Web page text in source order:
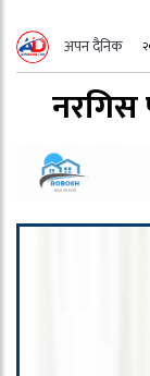
अपन दैनिक
नरगिस